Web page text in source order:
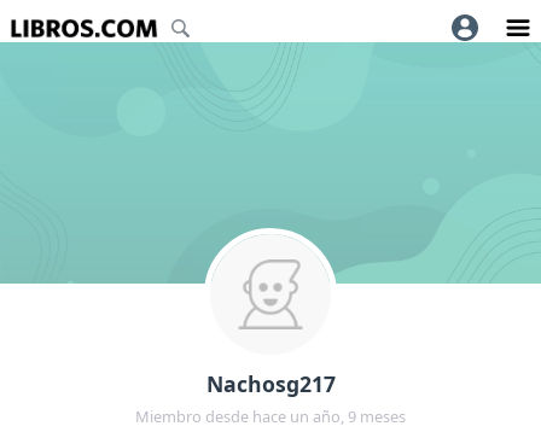
Nachosg217
Miembro desde hace un año, 9 meses